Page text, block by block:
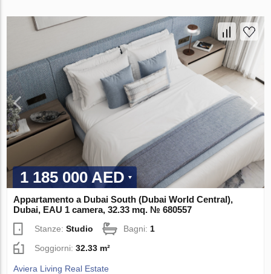
1 185 000 AED
Appartamento a Dubai South (Dubai World Central),
Dubai, EAU 1 camera, 32.33 mq. № 680557
Stanze:Studio Bagni: 1
Soggiorni:32.33 m²
Aviera Living Real Estate